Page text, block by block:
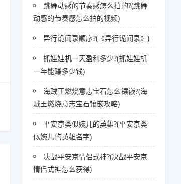
跳舞动感的节奏感怎么拍的?(跳舞
动感的节奏感怎么拍的视频)
异行诡闻录顺序?(《异行诡闻录》)
抓娃娃机一天盈利多少?(抓娃娃机
一年能赚多少钱)
海贼王燃烧意志宝石怎么镶嵌?(海
贼王燃烧意志宝石镶嵌攻略)
平安京类似婉儿的英雄?(平安京类
似婉儿的英雄名字)
决战平安京情侣式神?(决战平安京
情侣式神怎么获得)